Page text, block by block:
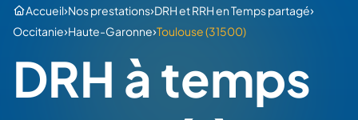
Accueil›Nos prestations›DRH et RRH en Temps partagé›
Occitanie›Haute-Garonne›Toulouse (31500)
DRH à temps